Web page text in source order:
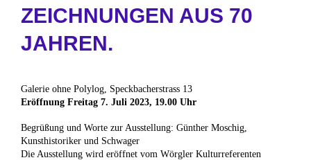
ZEICHNUNGEN AUS 70
JAHREN.
Galerie ohne Polylog, Speckbacherstrass 13
Eröffnung Freitag 7. Juli 2023, 19.00 Uhr
Begrüßung und Worte zur Ausstellung: Günther Moschig,
Kunsthistoriker und Schwager
Die Ausstellung wird eröffnet vom Wörgler Kulturreferenten